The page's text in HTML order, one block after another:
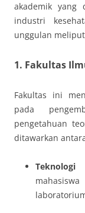
akademik yang
industri
unggulan
1. Fakultas
Fakultas ini
pada
pengetahuan
ditawarkan